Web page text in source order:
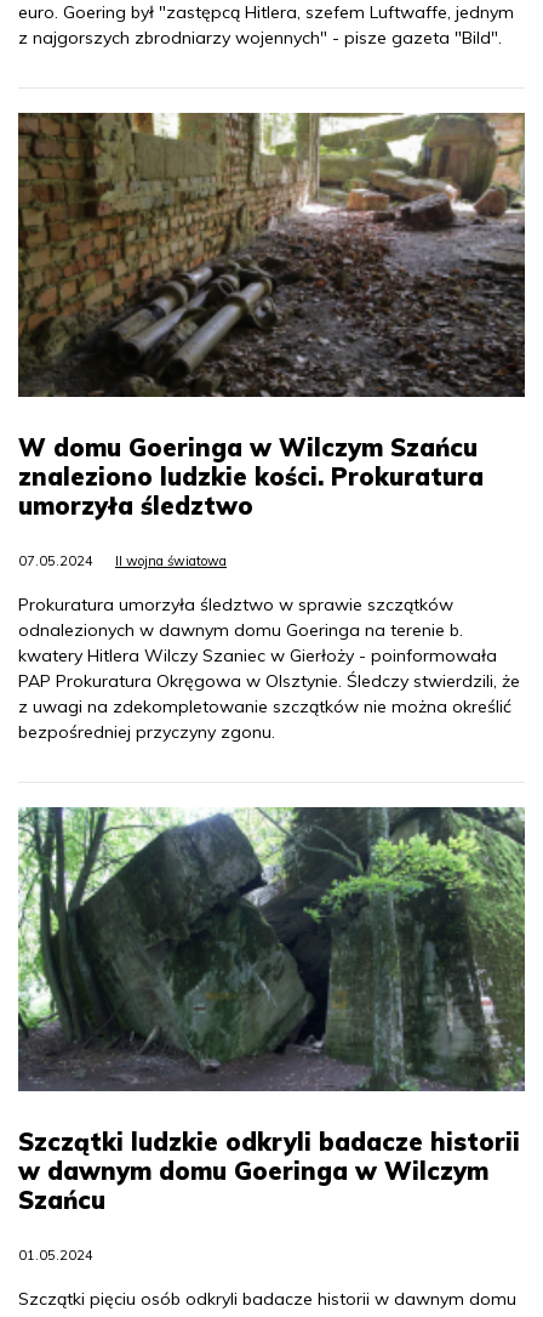
euro. Goering był "zastępcą Hitlera, szefem Luftwaffe, jednym
z najgorszych zbrodniarzy wojennych" - pisze gazeta "Bild".
W domu Goeringa w Wilczym Szańcu
znaleziono ludzkie kości. Prokuratura
umorzyła śledztwo
07.05.2024 II wojna światowa
Prokuratura umorzyła śledztwo w sprawie szczątków
odnalezionych w dawnym domu Goeringa na terenie b.
kwatery Hitlera Wilczy Szaniec w Gierłoży - poinformowała
PAP Prokuratura Okręgowa w Olsztynie. Śledczy stwierdzili, że
z uwagi na zdekompletowanie szczątków nie można określić
bezpośredniej przyczyny zgonu.
Szczątki ludzkie odkryli badacze historii
w dawnym domu Goeringa w Wilczym
Szańcu
01.05.2024
Szczątki pięciu osób odkryli badacze historii w dawnym domu